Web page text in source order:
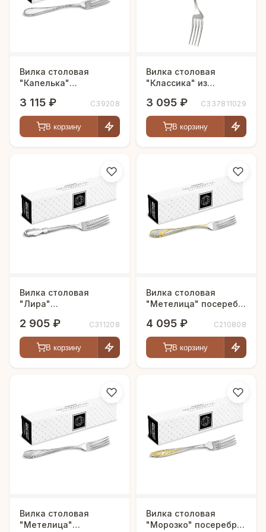
Вилка столовая
"Капелька"
3 115 ₽ С39208
В корзину
Вилка столовая
"Классика" из
посеребрением
3 095 ₽ С337811029
В корзину
Вилка столовая
"Лира"
2 905 ₽ С311208
В корзину
Вилка столовая
"Метелица" посеребр.
позолотой
4 095 ₽ С210808
В корзину
Вилка столовая
"Метелица"
Вилка столовая
"Морозко" посеребр. с